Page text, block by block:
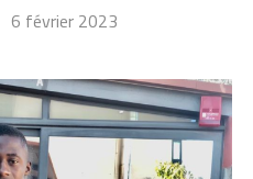
6 février 2023